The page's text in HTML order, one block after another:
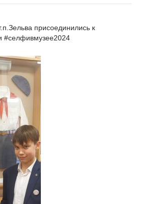
присоединились к
#селфивмузее2024